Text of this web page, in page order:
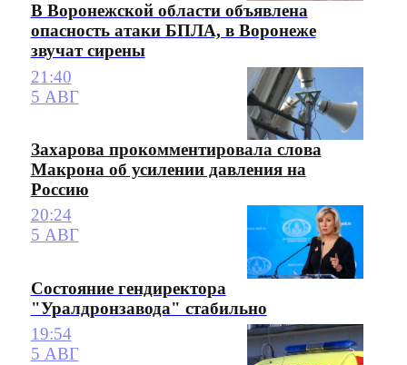
В Воронежской области объявлена
опасность атаки БПЛА, в Воронеже
звучат сирены
21:40
5 АВГ
Захарова прокомментировала слова
Макрона об усилении давления на
Россию
20:24
5 АВГ
Состояние гендиректора
"Уралдронзавода" стабильно
19:54
5 АВГ